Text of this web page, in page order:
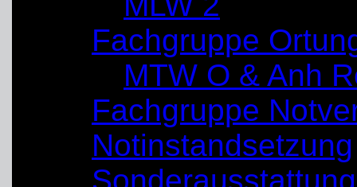
Fachgruppe
MTW O & Anh
Fachgruppe
Notinstandsetzung